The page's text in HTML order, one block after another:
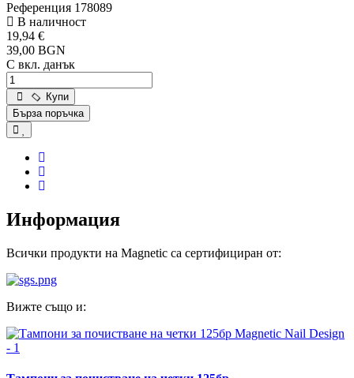
Референция 178089
В наличност
19,94 €
39,00 BGN
С вкл. данък
Купи
Бърза поръчка
Информация
Всички продукти на Magnetic са сертифициран от:
Вижте също и: